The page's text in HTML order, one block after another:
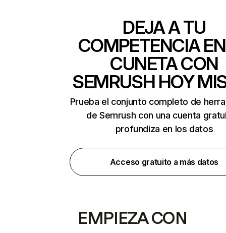
DEJA A TU
COMPETENCIA
CUNETA CON
SEMRUSH HOY
Prueba el conjunto completo de
de Semrush con una cuenta
profundiza en los datos
Acceso gratuito a más datos
EMPIEZA CON